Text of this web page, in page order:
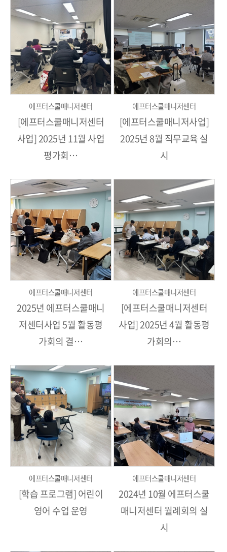
에프터스쿨매니저센터
[에프터스쿨매니저센터
사업] 2025년 11월 사업
평가회…
에프터스쿨매니저센터
[에프터스쿨매니저사업]
2025년 8월 직무교육 실
시
에프터스쿨매니저센터
2025년 에프터스쿨매니
저센터사업 5월 활동평
가회의 결…
에프터스쿨매니저센터
[에프터스쿨매니저센터
사업] 2025년 4월 활동평
가회의…
에프터스쿨매니저센터
[학습 프로그램] 어린이
영어 수업 운영
에프터스쿨매니저센터
2024년 10월 에프터스쿨
매니저센터 월례회의 실
시